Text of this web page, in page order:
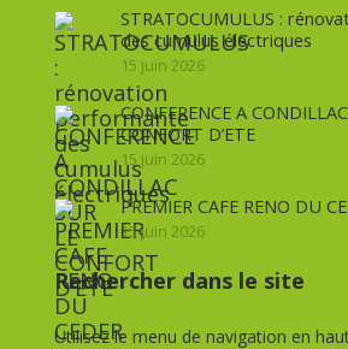
STRATOCUMULUS :
des cumulus électriques
15 juin 2026
CONFERENCE A
CONFORT D’ETE
15 juin 2026
PREMIER CAFE RENO DU
15 juin 2026
Rechercher dans le site
Utilisez le menu de navigation en